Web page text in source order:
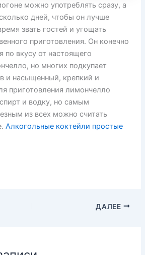
можно употреблять сразу, а
дней, чтобы он лучше
звать гостей и угощать
приготовления. Он конечно
по вкусу от настоящего
но многих подкупает
и насыщенный, крепкий и
приготовления лимончелло
и водку, но самым
из всех можно считать
Алкогольные коктейли простые
ДАЛЕЕ